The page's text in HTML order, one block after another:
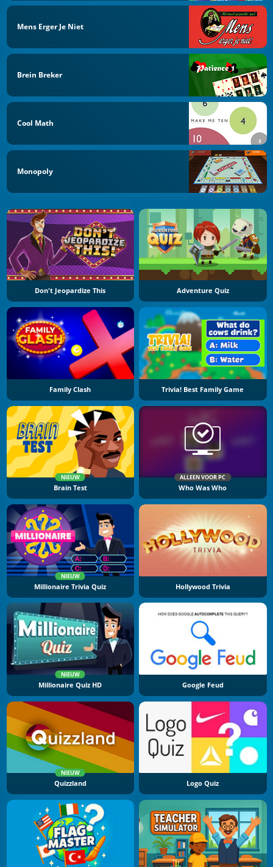
Mens Erger Je Niet
Brein Breker
Cool Math
Monopoly
Don't Jeopardize This Adventure Quiz
Family Clash Trivia! Best Family Game
NIEUW
Brain Test
ALLEEN VOOR PC
Who Was Who
NIEUW
Millionaire Trivia Quiz Hollywood Trivia
NIEUW
Millionaire Quiz HD Google Feud
NIEUW
Quizzland Logo Quiz